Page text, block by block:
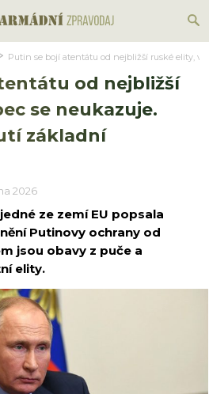
Putin se bojí atentátu od nejbližší ruské elity,
od nejbližší
se neukazuje.
základní
2026
ze zemí EU popsala
Putinovy ochrany od
jsou obavy z puče a
elity.